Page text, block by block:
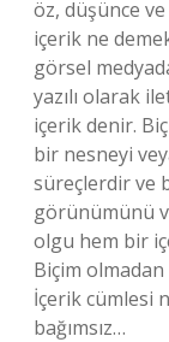
öz, düşünce
içerik ne
görsel
yazılı olarak
içerik denir.
bir nesneyi
süreçlerdir ve
görünümünü
olgu hem bir
Biçim
İçerik cümlesi
bağımsız…